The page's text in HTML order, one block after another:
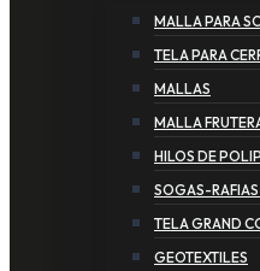
MALLA PARA
TELA PARA
MALLAS
MALLA
HILOS DE
SOGAS-
TELA GRAND
GEOTEXTILES